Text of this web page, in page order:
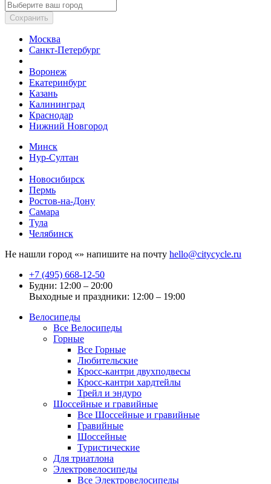
Сохранить
Москва
Санкт-Петербург
Воронеж
Екатеринбург
Казань
Калининград
Краснодар
Нижний Новгород
Минск
Нур-Султан
Новосибирск
Пермь
Ростов-на-Дону
Самара
Тула
Челябинск
Не нашли город «» напишите на почту hello@citycycle.ru
+7 (495) 668-12-50
Будни: 12:00 – 20:00
Выходные и праздники: 12:00 – 19:00
Велосипеды
Все Велосипеды
Горные
Все Горные
Любительские
Кросс-кантри двухподвесы
Кросс-кантри хардтейлы
Трейл и эндуро
Шоссейные и гравийные
Все Шоссейные и гравийные
Гравийные
Шоссейные
Туристические
Для триатлона
Электровелосипеды
Все Электровелосипеды